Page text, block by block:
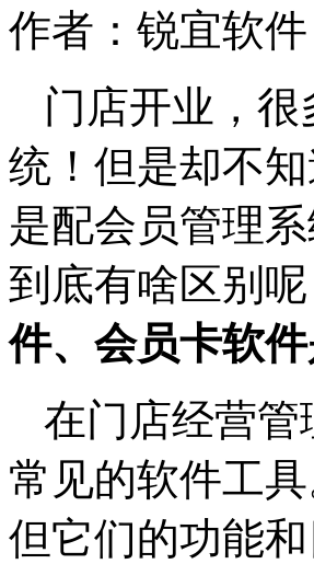
作者：锐宜软件
门店开业，
统！但是却不
是配会员管理
到底有啥区别
件、会员卡软
在门店经营
常见的软件工
但它们的功能